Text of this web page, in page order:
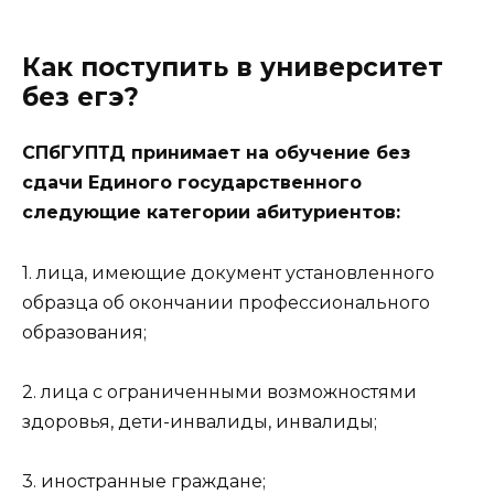
Как поступить в университет
без егэ?
СПбГУПТД принимает на обучение без
сдачи Единого государственного
следующие категории абитуриентов:
1. лица, имеющие документ установленного
образца об окончании профессионального
образования;
2. лица с ограниченными возможностями
здоровья, дети-инвалиды, инвалиды;
3. иностранные граждане;